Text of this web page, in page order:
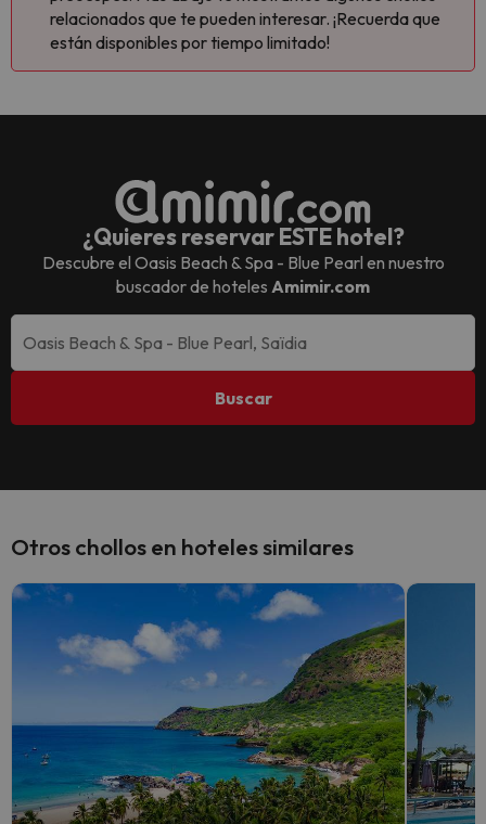
relacionados que te pueden interesar. ¡Recuerda que
están disponibles por tiempo limitado!
¿Quieres reservar ESTE hotel?
Descubre el Oasis Beach & Spa - Blue Pearl en nuestro
buscador de hoteles Amimir.com
Buscar
Otros chollos en hoteles similares